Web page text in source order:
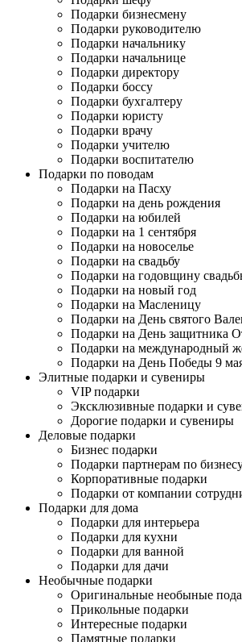
Подарки бизнесмену
Подарки руководителю
Подарки начальнику
Подарки начальнице
Подарки директору
Подарки боссу
Подарки бухгалтеру
Подарки юристу
Подарки врачу
Подарки учителю
Подарки воспитателю
Подарки по поводам
Подарки на Пасху
Подарки на день рождения
Подарки на юбилей
Подарки на 1 сентября
Подарки на новоселье
Подарки на свадьбу
Подарки на годовщину
Подарки на новый год
Подарки на Масленицу
Подарки на День святого
Подарки на День защитника
Подарки на международный
Подарки на День Победы 9
Элитные подарки и сувениры
VIP подарки
Эксклюзивные подарки и
Дорогие подарки и сувениры
Деловые подарки
Бизнес подарки
Подарки партнерам по
Корпоративные подарки
Подарки от компании
Подарки для дома
Подарки для интерьера
Подарки для кухни
Подарки для ванной
Подарки для дачи
Необычные подарки
Оригинальные необыные
Прикольные подарки
Интересные подарки
Памятные подарки